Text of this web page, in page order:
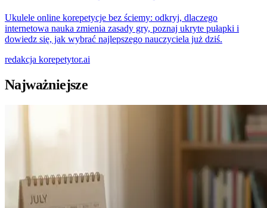
Ukulele online korepetycje bez ściemy: odkryj, dlaczego
internetowa nauka zmienia zasady gry, poznaj ukryte pułapki i
dowiedz się, jak wybrać najlepszego nauczyciela już dziś.
redakcja korepetytor.ai
Najważniejsze